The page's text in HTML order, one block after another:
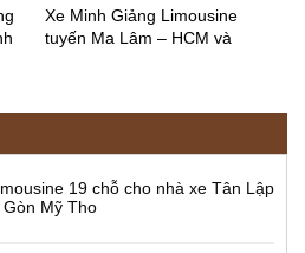
19 chỗ cho nhà xe Tân Lập
Mỹ Tho
Xe Minh Giảng Limousine
tuyến Ma Lâm – HCM và